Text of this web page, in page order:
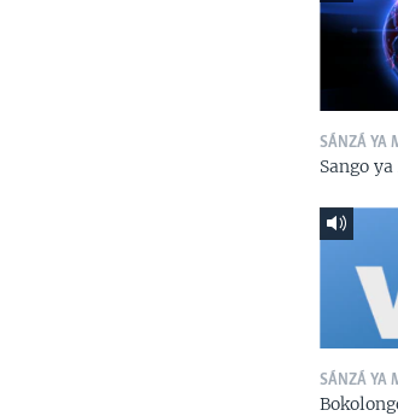
SÁNZÁ YA
Sango
SÁNZÁ YA